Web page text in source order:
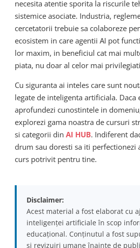
necesita atentie sporita la riscurile
sistemice asociate. Industria,
cercetatorii trebuie sa colaboreze
ecosistem in care agentii AI pot
lor maxim, in beneficiul cat mai
piata, nu doar al celor mai
Cu siguranta ai inteles care sunt
legate de inteligenta artificiala. Daca
aprofundezi cunostintele in
explorezi gama noastra de cursuri
si categorii din AI HUB. Indiferent
drum sau doresti sa iti perfectionezi
curs potrivit pentru tine.
Disclaimer:
Acest material a fost elaborat cu
inteligenței artificiale în scop
educațional. Conținutul a fost
și revizuiri umane înainte de